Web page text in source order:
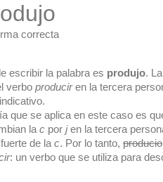
correcta
escribir la palabra es produjo.
verbo produciren la tercera
que se aplica en este caso es
la c por jen la tercera
de la c. Por lo tanto, producio
: un verbo que se utiliza para